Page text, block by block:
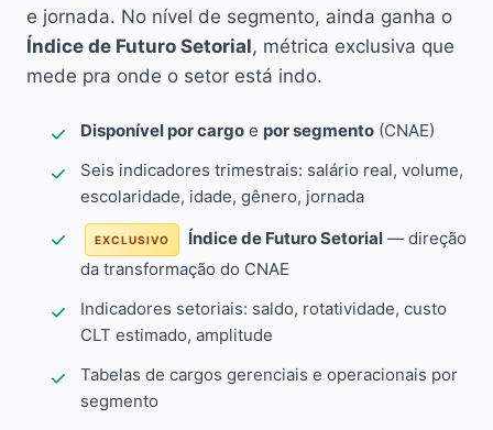
e jornada. No nível de segmento, ainda ganha o
Índice de Futuro Setorial, métrica exclusiva que
mede pra onde o setor está indo.
Disponível por cargo e por segmento (CNAE)
Seis indicadores trimestrais: salário real, volume,
escolaridade, idade, gênero, jornada
EXCLUSIVO Índice de Futuro Setorial — direção
da transformação do CNAE
Indicadores setoriais: saldo, rotatividade, custo
CLT estimado, amplitude
Tabelas de cargos gerenciais e operacionais por
segmento